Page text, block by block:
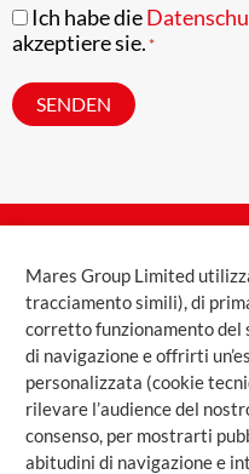
Consenso*
Ich habe die
akzeptiere sie.*
SENDEN
MARES Marketing
Via Passeggiata, 24 –
+41 91 986 3070
Mares Group Limited
tracciamento simili), di
corretto funzionamento del
di navigazione e offrirti
personalizzata (cookie
rilevare l’audience del
consenso, per mostrarti
abitudini di navigazione e